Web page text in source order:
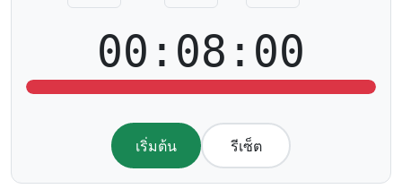
00:08:00
เริ่มต้น รีเซ็ต